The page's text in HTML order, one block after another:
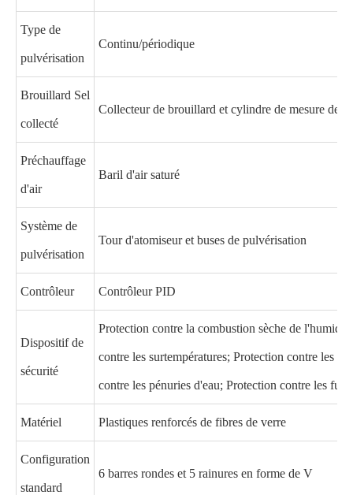
Type de
pulvérisation
Continu/périodique
Brouillard Sel
collecté
Collecteur de brouillard et cylindre de mesure de
Préchauffage
d'air
Baril d'air saturé
Système de
pulvérisation
Tour d'atomiseur et buses de pulvérisation
Contrôleur Contrôleur PID
Dispositif de
sécurité
Protection contre la combustion sèche de
contre les surtempératures; Protection contre les
contre les pénuries d'eau; Protection contre les
Matériel Plastiques renforcés de fibres de verre
Configuration
standard
6 barres rondes et 5 rainures en forme de V